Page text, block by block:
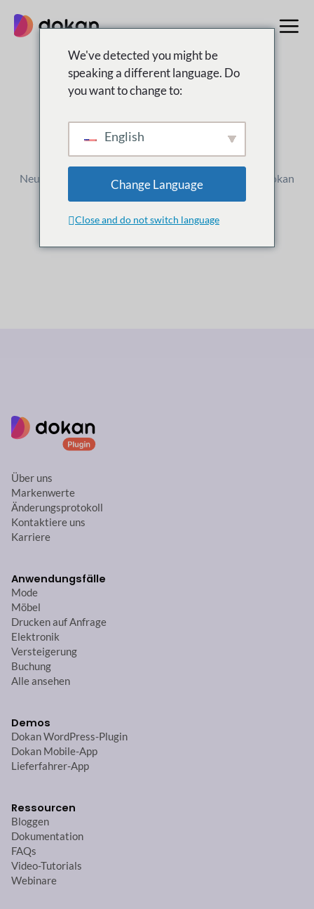
Inhalt
springen
Was ist
Neue Versionen, Verbesserungen und Updates für Dokan
Über uns
Markenwerte
Änderungsprotokoll
Kontaktiere uns
Karriere
Anwendungsfälle
Mode
Möbel
Drucken auf Anfrage
Elektronik
Versteigerung
Buchung
Alle ansehen
Demos
Dokan WordPress-Plugin
Dokan Mobile-App
Lieferfahrer-App
Ressourcen
Bloggen
Dokumentation
FAQs
Video-Tutorials
Webinare
We've detected you might be
speaking a different language. Do
you want to change to:
English
Change Language
Close and do not switch language